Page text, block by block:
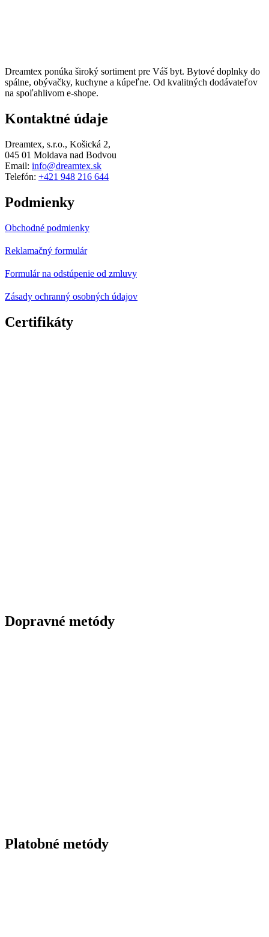
Dreamtex ponúka široký sortiment pre Váš byt. Bytové doplnky do
spálne, obývačky, kuchyne a kúpeľne. Od kvalitných dodávateľov
na spoľahlivom e-shope.
Kontaktné údaje
Dreamtex, s.r.o., Košická 2,
045 01 Moldava nad Bodvou
Email: info@dreamtex.sk
Telefón: +421 948 216 644
Facebook
Instagram
Podmienky
Obchodné podmienky
Reklamačný formulár
Formulár na odstúpenie od zmluvy
Zásady ochranný osobných údajov
Certifikáty
Dopravné metódy
Platobné metódy